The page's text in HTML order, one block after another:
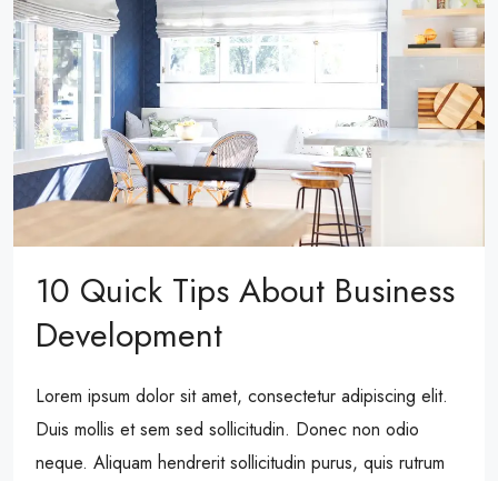
10 Quick Tips About Business
Development
Lorem ipsum dolor sit amet, consectetur adipiscing elit.
Duis mollis et sem sed sollicitudin. Donec non odio
neque. Aliquam hendrerit sollicitudin purus, quis rutrum